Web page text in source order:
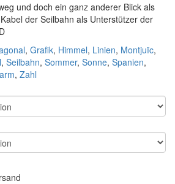
und doch ein ganz anderer Blick als
der Seilbahn als Unterstützer der
, Grafik, Himmel, Linien, Montjuïc,
, Seilbahn, Sommer, Sonne, Spanien,
, Zahl